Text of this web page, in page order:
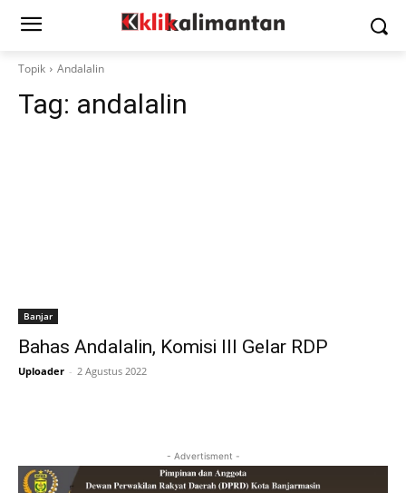
Topik Andalalin
Tag: andalalin
Banjar
Bahas Andalalin, Komisi III Gelar RDP
Uploader - 2 Agustus 2022
- Advertisment -